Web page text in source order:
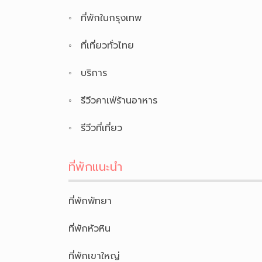
ที่พักในกรุงเทพ
ที่เที่ยวทั่วไทย
บริการ
รีวีวคาเฟ่ร้านอาหาร
รีวีวที่เที่ยว
ที่พักแนะนำ
ที่พักพัทยา
ที่พักหัวหิน
ที่พักเขาใหญ่